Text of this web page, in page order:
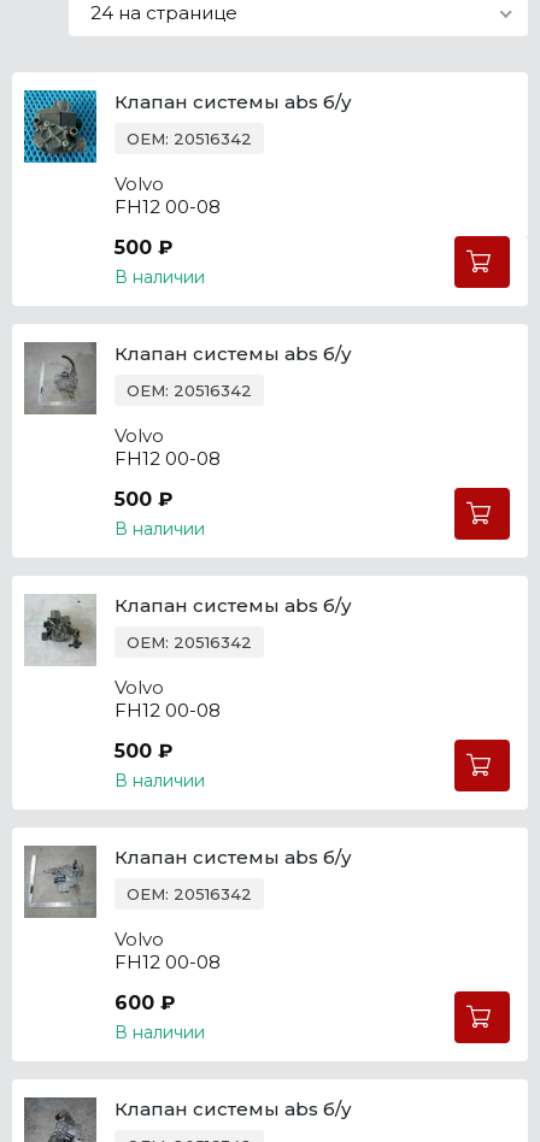
24 на странице
Клапан системы abs б/у
OEM: 20516342
Volvo
FH12 00-08
500 ₽
В наличии
Клапан системы abs б/у
OEM: 20516342
Volvo
FH12 00-08
500 ₽
В наличии
Клапан системы abs б/у
OEM: 20516342
Volvo
FH12 00-08
500 ₽
В наличии
Клапан системы abs б/у
OEM: 20516342
Volvo
FH12 00-08
600 ₽
В наличии
Клапан системы abs б/у